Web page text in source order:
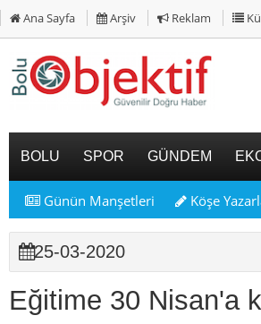
Ana Sayfa Arşiv Reklam
BOLU SPOR GÜNDEM
Günün Manşetleri Köşe
25-03-2020
Eğitime 30 Nisan'a